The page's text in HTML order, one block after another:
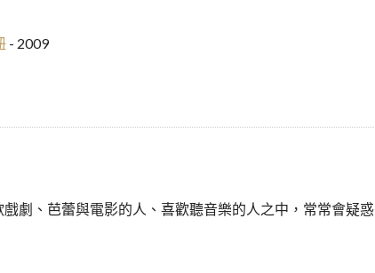
- 2009
劇、芭蕾與電影的人、喜歡聽音樂的人之中，常常會疑惑